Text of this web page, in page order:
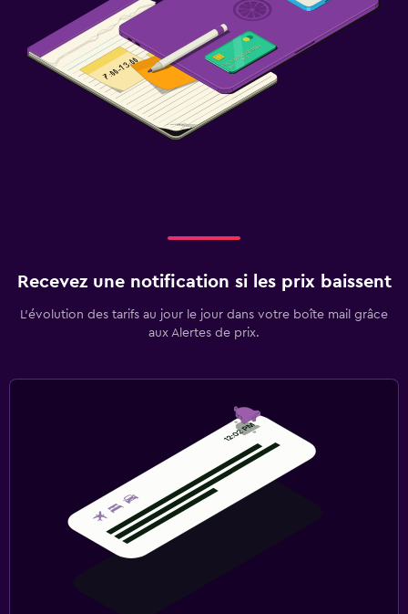
Recevez une notification si les prix baissent
L’évolution des tarifs au jour le jour dans votre boîte mail grâce
aux Alertes de prix.